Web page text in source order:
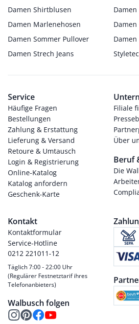
Damen Shirtblusen
Damen Marlenehosen
Damen Sommer Pullover
Damen Strech Jeans
Styletec
Service
Häufige Fragen
Bestellungen
Zahlung & Erstattung
Lieferung & Versand
Retoure & Umtausch
Login & Registrierung
Online-Katalog
Katalog anfordern
Geschenk-Karte
Filiale
Über
Beruf
Die
Kontakt
Kontaktformular
Service-Hotline
0212 221011-12
Täglich 7:00 - 22:00 Uhr
(Regulärer Festnetztarif ihres
Telefonanbieters)
Walbusch folgen